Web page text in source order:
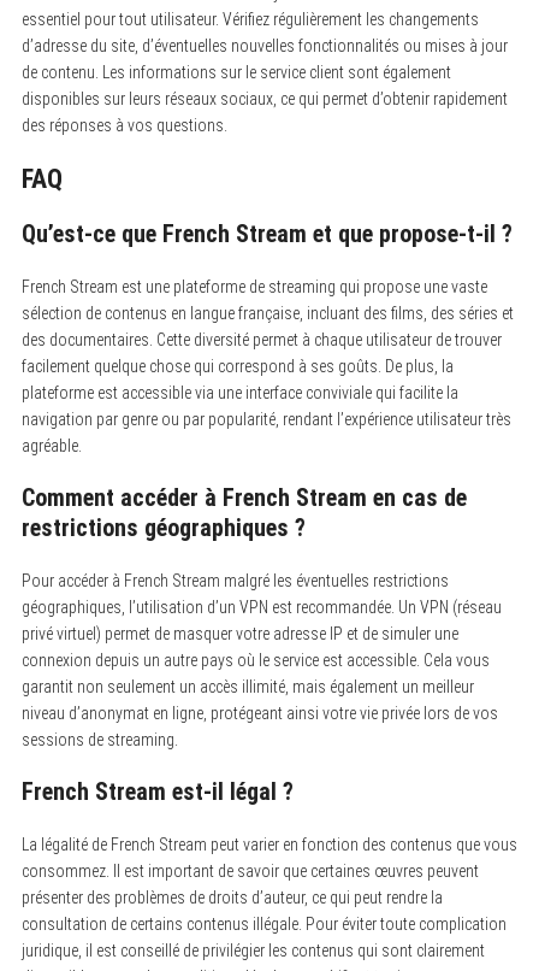
essentiel pour tout utilisateur. Vérifiez régulièrement les changements
d’adresse du site, d’éventuelles nouvelles fonctionnalités ou mises à jour
de contenu. Les informations sur le service client sont également
disponibles sur leurs réseaux sociaux, ce qui permet d’obtenir rapidement
des réponses à vos questions.
FAQ
Qu’est-ce que French Stream et que propose-t-il ?
French Stream est une plateforme de streaming qui propose une vaste
sélection de contenus en langue française, incluant des films, des séries et
des documentaires. Cette diversité permet à chaque utilisateur de trouver
facilement quelque chose qui correspond à ses goûts. De plus, la
plateforme est accessible via une interface conviviale qui facilite la
navigation par genre ou par popularité, rendant l’expérience utilisateur très
agréable.
Comment accéder à French Stream en cas de
restrictions géographiques ?
Pour accéder à French Stream malgré les éventuelles restrictions
géographiques, l’utilisation d’un VPN est recommandée. Un VPN (réseau
privé virtuel) permet de masquer votre adresse IP et de simuler une
connexion depuis un autre pays où le service est accessible. Cela vous
garantit non seulement un accès illimité, mais également un meilleur
niveau d’anonymat en ligne, protégeant ainsi votre vie privée lors de vos
sessions de streaming.
French Stream est-il légal ?
La légalité de French Stream peut varier en fonction des contenus que vous
consommez. Il est important de savoir que certaines œuvres peuvent
présenter des problèmes de droits d’auteur, ce qui peut rendre la
consultation de certains contenus illégale. Pour éviter toute complication
juridique, il est conseillé de privilégier les contenus qui sont clairement